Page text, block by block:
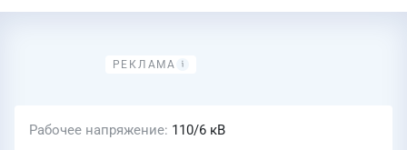
Рабочее напряжение 110/6 кВ